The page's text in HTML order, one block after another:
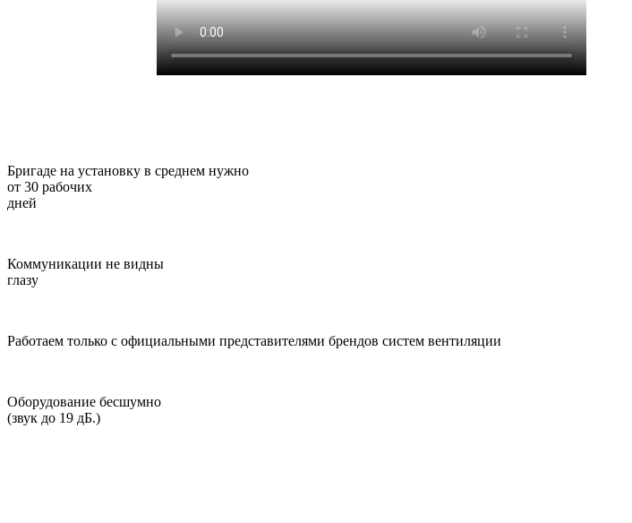
Бригаде на установку в среднем нужно
от 30 рабочих
дней
Коммуникации не видны
глазу
Работаем только с официальными представителями брендов систем вентиляции
Оборудование бесшумно
(звук до 19 дБ.)